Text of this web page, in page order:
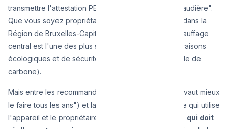
transmettre l'attestation PEB d'entretien de votre chaudière".
Que vous soyez propriétaire occupant ou locataire dans la
Région de Bruxelles-Capitale, la législation sur le chauffage
central est l'une des plus strictes du pays pour des raisons
écologiques et de sécurité (risques liés au monoxyde de
carbone).
Mais entre les recommandations du chauffagiste ("il vaut mieux
le faire tous les ans") et la loi brute, entre le locataire qui utilise
l'appareil et le propriétaire qui en possède les murs, qui doit